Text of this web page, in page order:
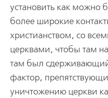
установить как можно
более широкие
христианством, со
церквами, чтобы там
там был сдерживающий
фактор,
уничтожению церкви